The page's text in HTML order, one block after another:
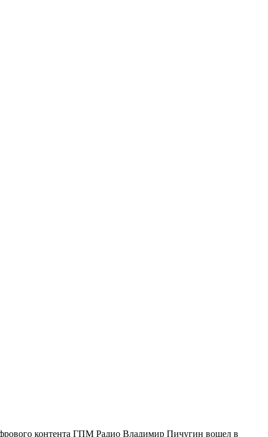
контента ГПМ Радио Владимир Пичугин вошел в